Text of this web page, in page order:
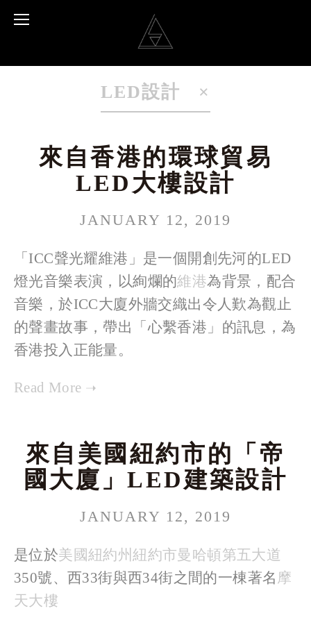
LED設計
來自香港的環球貿易
LED大樓設計
JANUARY 12, 2019
「ICC聲光耀維港」是一個開創先河的LED
燈光音樂表演，以絢爛的維港為背景，配合
音樂，於ICC大廈外牆交織出令人歎為觀止
的聲畫故事，帶出「心繫香港」的訊息，為
香港投入正能量。
來自美國紐約市的「帝
國大廈」LED建築設計
JANUARY 12, 2019
是位於美國紐約州紐約市曼哈頓第五大道
350號、西33街與西34街之間的一棟著名 摩
天大樓